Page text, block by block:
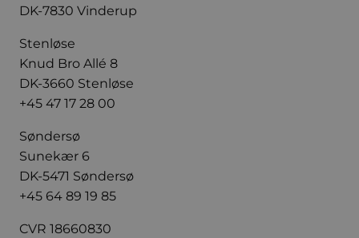
DK-7830 Vinderup
Stenløse
Knud Bro Allé 8
DK-3660 Stenløse
+45 47 17 28 00
Søndersø
Sunekær 6
DK-5471 Søndersø
+45 64 89 19 85
CVR 18660830